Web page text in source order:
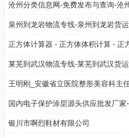
沧州分类信息网-免费发布与查询-沧
王明刚_安徽省立医院整形美容科主
银川市啊烈鞋材有限公司